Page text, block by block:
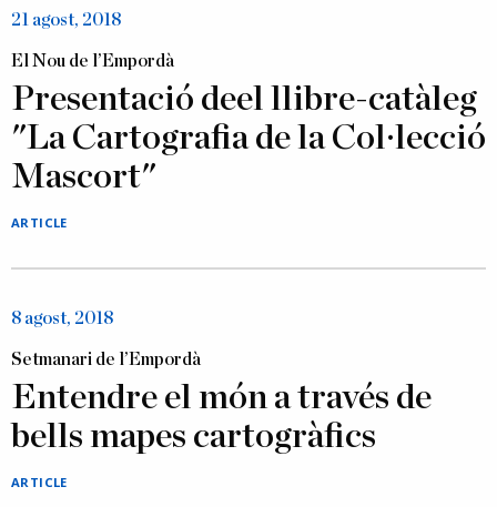
21 agost, 2018
El Nou de l’Empordà
Presentació deel llibre-catàleg
"La Cartografia de la Col·lecció
Mascort"
ARTICLE
8 agost, 2018
Setmanari de l’Empordà
Entendre el món a través de
bells mapes cartogràfics
ARTICLE